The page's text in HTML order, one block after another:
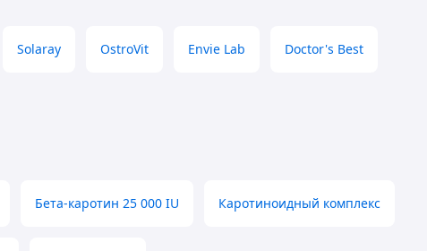
Solaray OstroVit Envie Lab Doctor's Best
Бета-каротин 25 000 IU Каротиноидный комплекс